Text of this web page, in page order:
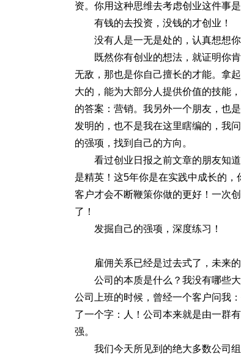
资。你用这种思维去考虑创业这件事
有钱的去投资，没钱的才创业！
没有人是一无是处的，认真想想你
既然你有创业的想法，就证明你
无敌，那也是你自己擅长的才能。拿
大的，能为大部分人提供价值的技能
的答案：营销。我另外一个朋友，也
发明的，也不是我在这里瞎编的，我
的强项，找到自己的方向。
看过创业日报之前文章的朋友知
是精英！这5年你是在实践中成长的
客户才会不断鞭策你做的更好！一次
了！
发掘自己的强项，深度练习！
雇佣关系已经是过去式了，未来
公司的本质是什么？我没有哪些
公司上班的时候，曾经一个客户问我
了一个字：人！公司本来就是由一群
强。
我们今天所见到的绝大多数公司